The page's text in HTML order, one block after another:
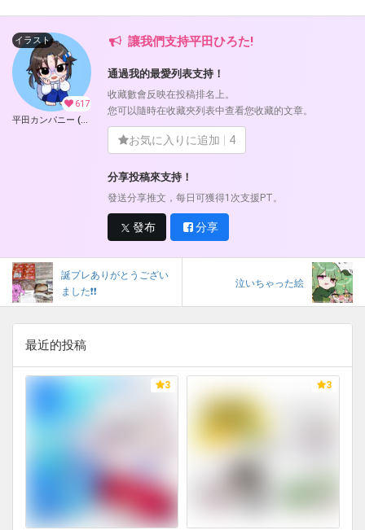
617
イラスト
平田カンパニー (平田ひろた)
讓我們支持平田ひろた!
通過我的最愛列表支持！
收藏數會反映在投稿排名上。
您可以隨時在收藏夾列表中查看您收藏的文章。
お気に入りに追加 4
分享投稿來支持！
發送分享推文，每日可獲得1次支援PT。
發布 分享
誕プレありがとうござい
ました❗❗
泣いちゃった絵
最近的投稿
3 3